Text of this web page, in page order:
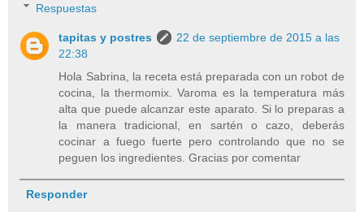
Respuestas
tapitas y postres
22 de septiembre de 2015 a las
22:38
Hola Sabrina, la receta está preparada con un robot de
cocina, la thermomix. Varoma es la temperatura más
alta que puede alcanzar este aparato. Si lo preparas a
la manera tradicional, en sartén o cazo, deberás
cocinar a fuego fuerte pero controlando que no se
peguen los ingredientes. Gracias por comentar
Responder